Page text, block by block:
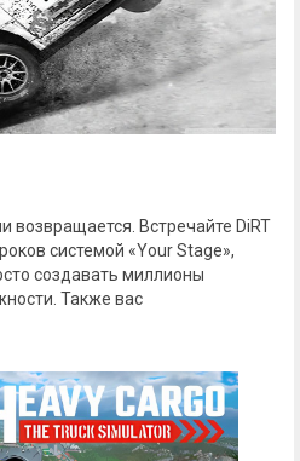
возвращается. Встречайте DiRT
системой «Your Stage»,
создавать миллионы
Также вас